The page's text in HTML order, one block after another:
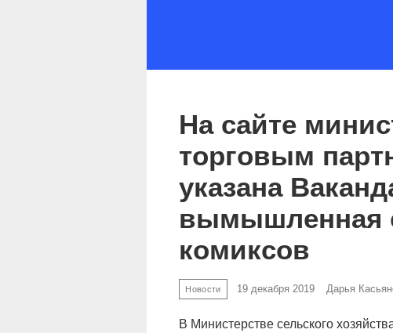
На сайте
торговым
указана
вымышленная
комиксов
Новости 19 декабря 2019 Дарья
В Министерстве сельского